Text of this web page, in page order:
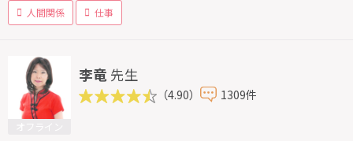
人間関係 仕事
李竜 先生
（4.90） 1309件